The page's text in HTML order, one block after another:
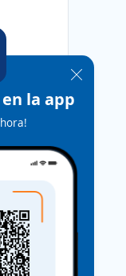
en la app